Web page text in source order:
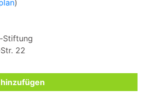
)
Stiftung
22